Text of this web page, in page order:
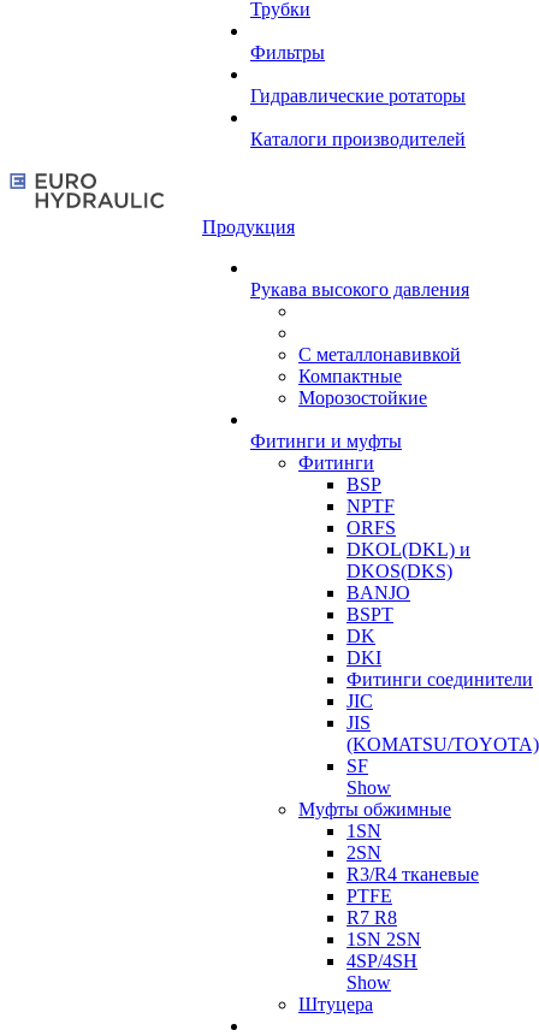
Трубки
Фильтры
Гидравлические ротаторы
Каталоги производителей
Продукция
Рукава высокого давления
С металлонавивкой
Компактные
Морозостойкие
Фитинги и муфты
Фитинги
BSP
NPTF
ORFS
DKOL(DKL) и
DKOS(DKS)
BANJO
BSPT
DK
DKI
Фитинги соединители
JIC
JIS
(KOMATSU/TOYOTA)
SF
Show
Муфты обжимные
1SN
2SN
R3/R4 тканевые
PTFE
R7 R8
1SN 2SN
4SP/4SH
Show
Штуцера